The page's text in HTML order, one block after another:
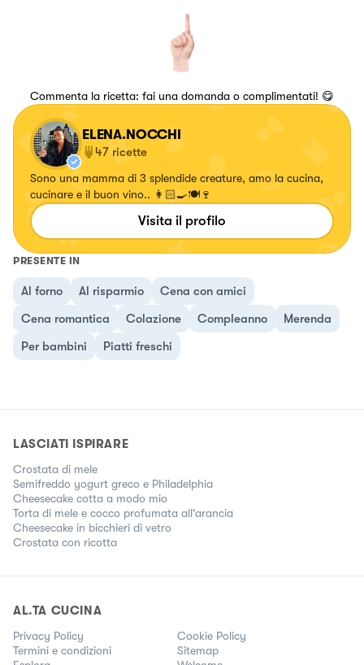
Commenta la ricetta: fai una domanda o complimentati! 😋
ELENA.NOCCHI
47 ricette
Sono una mamma di 3 splendide creature, amo la cucina,
cucinare e il buon vino.. 👩🏻‍🍳🍽🍷
Visita il profilo
PRESENTE IN
Al forno Al risparmio
Cena con amici
Cena romantica
Colazione Compleanno
Merenda
Per bambini
Piatti freschi
LASCIATI ISPIRARE
Crostata di mele
Semifreddo yogurt greco e Philadelphia
Cheesecake cotta a modo mio
Torta di mele e cocco profumata all'arancia
Cheesecake in bicchieri di vetro
Crostata con ricotta
AL.TA CUCINA
Privacy Policy
Cookie Policy
Termini e condizioni
Sitemap